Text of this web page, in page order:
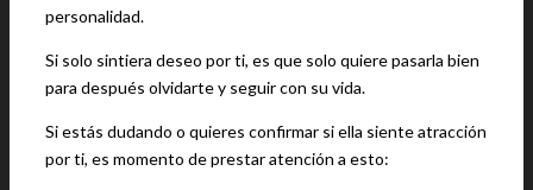
personalidad.
Si solo sintiera deseo por ti, es que solo quiere pasarla bien
para después olvidarte y seguir con su vida.
Si estás dudando o quieres confirmar si ella siente atracción
por ti, es momento de prestar atención a esto: